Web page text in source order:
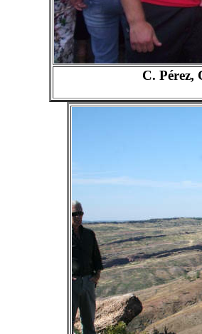
C. Pérez,